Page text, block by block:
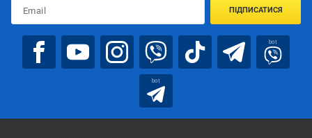
ПІДПИСАТИСЯ
bot
bot